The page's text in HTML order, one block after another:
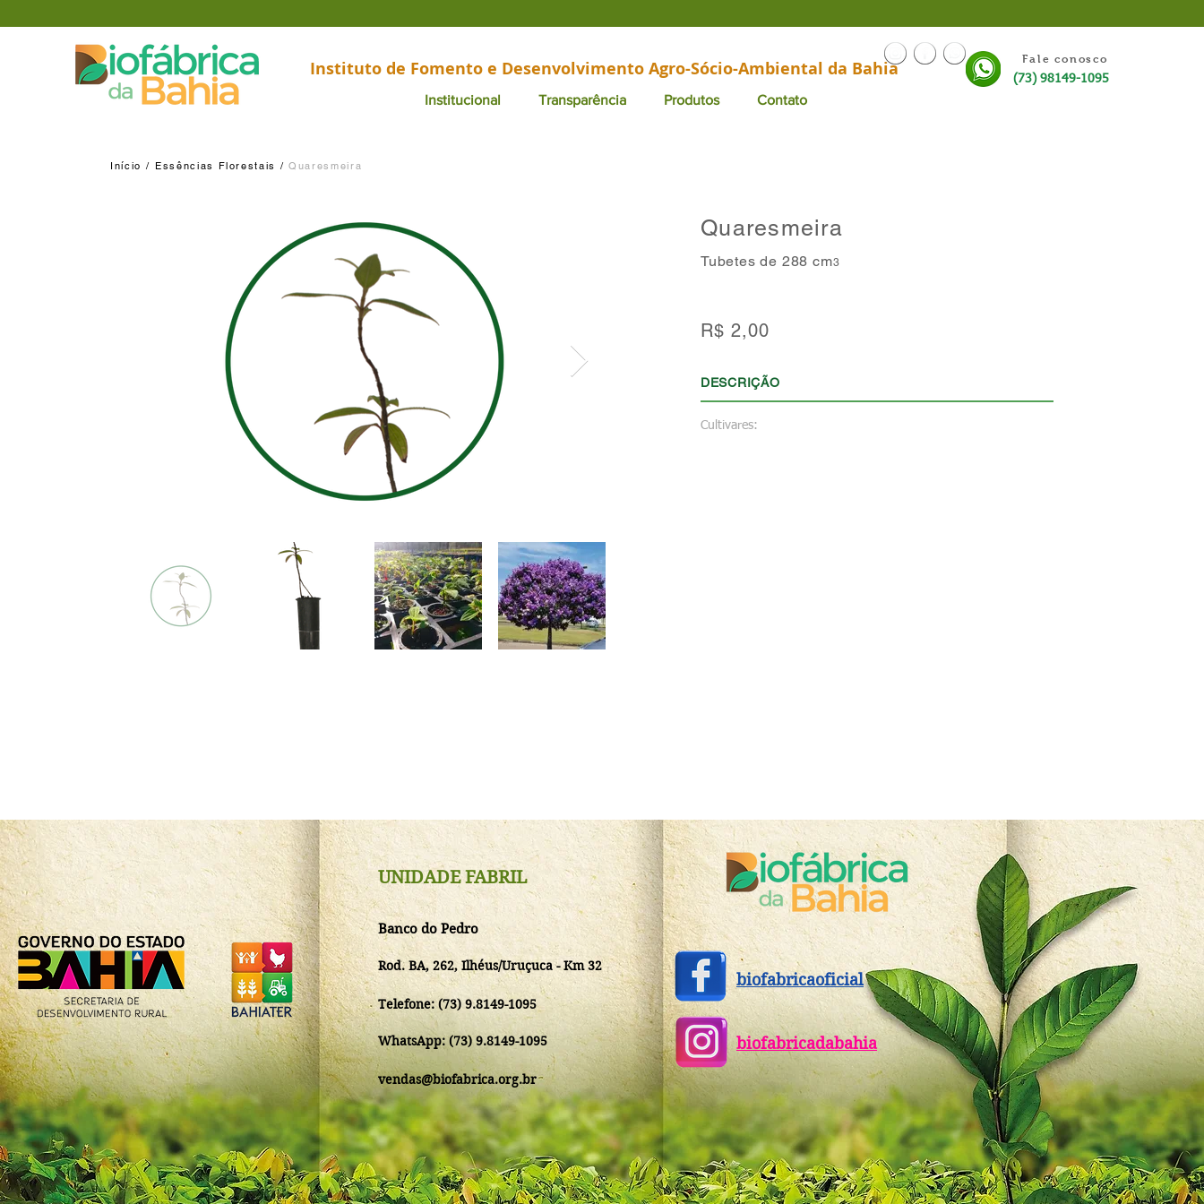
Fale conosco
(73) 98149-1095
Instituto de Fomento e Desenvolvimento Agro-Sócio-Ambiental da Bahia
Institucional Transparência Produtos Contato
Início / Quaresmeira
Essências Florestais /
Quaresmeira
Tubetes de 288 cm3
R$ 2,00
DESCRIÇÃO
Cultivares:
UNIDADE FABRIL
Banco do Pedro
Rod. BA, 262, Ilhéus/Uruçuca - Km 32
Telefone: (73) 9.8149-1095
WhatsApp: (73) 9.8149-1095
biofabricaoficial
biofabricadabahia
vendas@biofabrica.org.br